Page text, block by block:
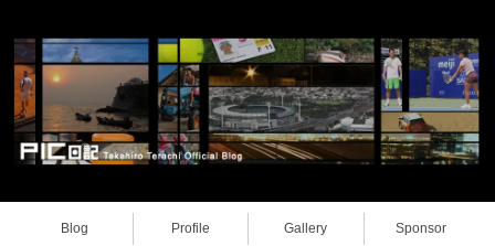
Blog Profile Gallery Sponsor